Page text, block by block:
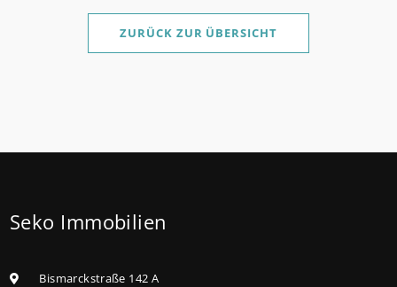
Sanierung in Einzelmaßnahmen ab sofort möglich
kaufen, die sie selbst bewohnen und sanieren,
höheren Kreditbetrag bei der KfW beantragen. Für
ZURÜCK ZUR ÜBERSICHT
Seko Immobilien
Bismarckstraße 142 A